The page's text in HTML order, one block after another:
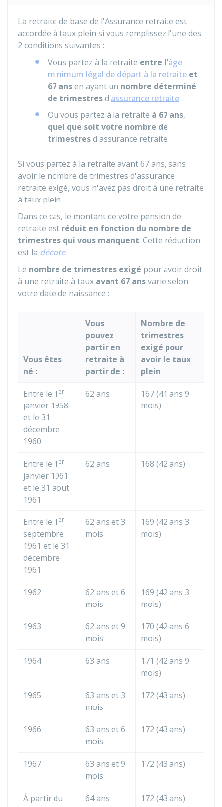
La retraite de base de l'Assurance retraite est
accordée à taux plein si vous remplissez l'une des
2 conditions suivantes :
Vous partez à la retraite entre l'âge
minimum légal de départ à la retraite et
67 ansen ayant un nombre déterminé
de trimestresd'assurance retraite
Ou vous partez à la retraite à 67 ans,
quel que soit votre nombre de
trimestresd'assurance retraite.
Si vous partez à la retraite avant 67 ans, sans
avoir le nombre de trimestres d'assurance
retraite exigé, vous n'avez pas droit à une retraite
à taux plein.
Dans ce cas, le montant de votre pension de
retraite est réduit en fonction du nombre de
trimestres qui vous manquent. Cette réduction
est la décote.
Le nombre de trimestres exigé pour avoir droit
à une retraite à taux avant 67 ansvarie selon
votre date de naissance :
Vous êtes
né :
Vous
pouvez
partir en
retraite à
partir de :
Nombre de
trimestres
exigé pour
avoir le taux
plein
Entre le 1 er
janvier 1958
et le 31
décembre
1960
62 ans
167 (41 ans 9
mois)
Entre le 1 er
janvier 1961
et le 31 aout
1961
62 ans 168 (42 ans)
Entre le 1 er
septembre
1961 et le 31
décembre
1961
62 ans et 3
mois
169 (42 ans 3
mois)
1962
62 ans et 6
mois
169 (42 ans 3
mois)
1963
62 ans et 9
mois
170 (42 ans 6
mois)
1964 63 ans
171 (42 ans 9
mois)
1965
63 ans et 3
mois
172 (43 ans)
1966
63 ans et 6
mois
172 (43 ans)
1967
63 ans et 9
mois
172 (43 ans)
À partir du
64 ans 172 (43 ans)